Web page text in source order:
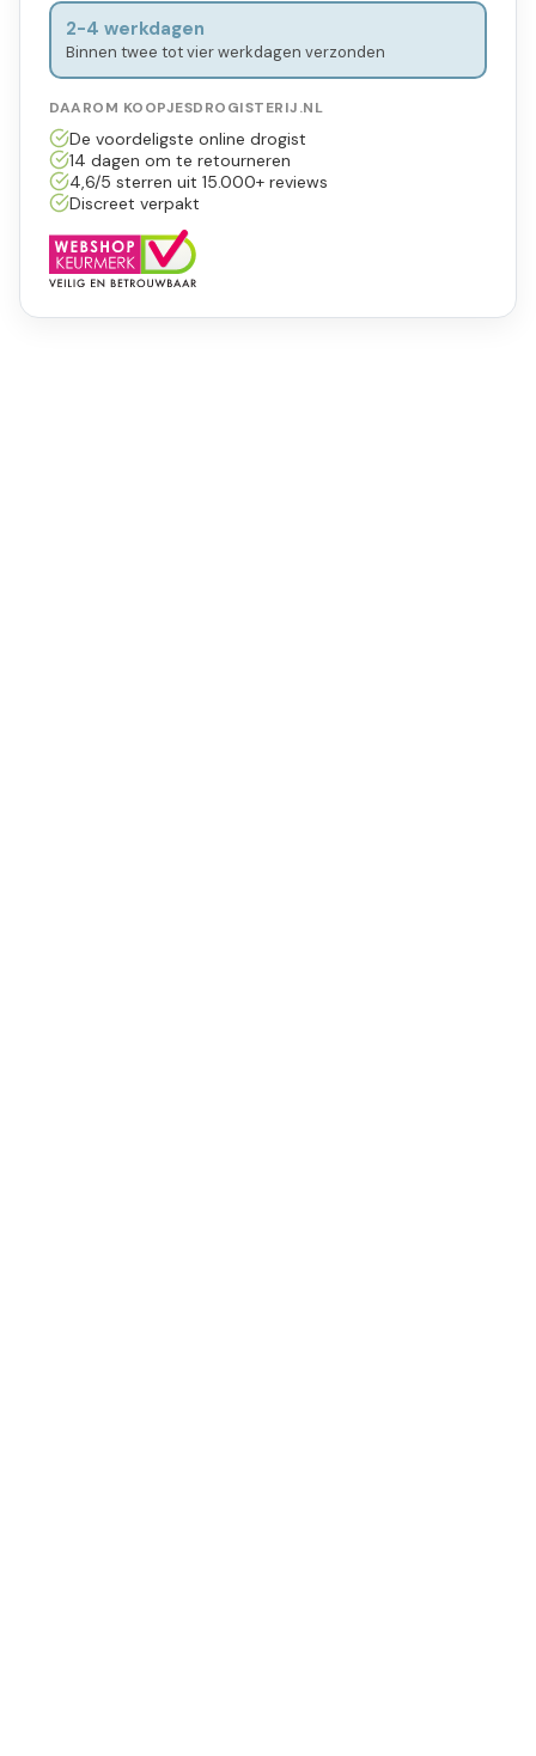
2-4 werkdagen
Binnen twee tot vier werkdagen verzonden
DAAROM KOOPJESDROGISTERIJ.NL
De voordeligste online drogist
14 dagen om te retourneren
4,6/5 sterren uit 15.000+ reviews
Discreet verpakt